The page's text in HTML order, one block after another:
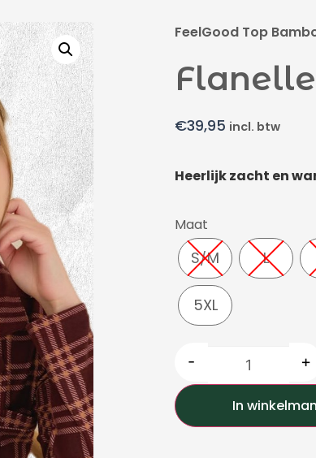
FeelGood Top
€39,95 incl. btw
Heerlijk zacht en
Maat
S/M L
5XL
- +
In